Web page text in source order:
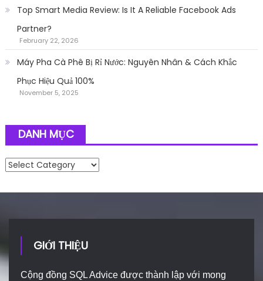
Top Smart Media Review: Is It A Reliable Facebook Ads
Partner?
February 22, 2026
Máy Pha Cà Phê Bị Rỉ Nước: Nguyên Nhân & Cách Khắc
Phục Hiệu Quả 100%
November 5, 2025
DANH MỤC
Danh mục
GIỚI THIỆU
Cộng đồng SQL Advice được thành lập với mong